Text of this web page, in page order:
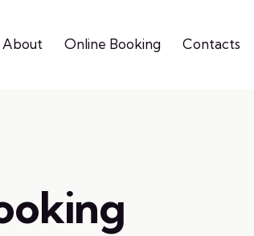
About Online Booking Contacts